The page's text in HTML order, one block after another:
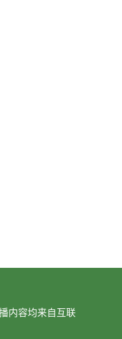
内容均来自互联